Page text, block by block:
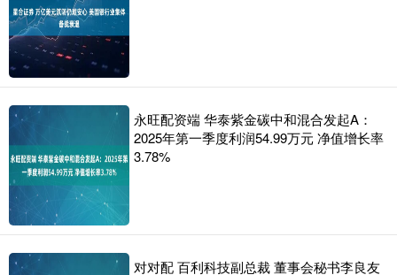
永旺配资端 华泰紫金碳中和混合发起A：
2025年第一季度利润54.99万元 净值增长率
3.78%
对对配 百利科技副总裁 董事会秘书李良友